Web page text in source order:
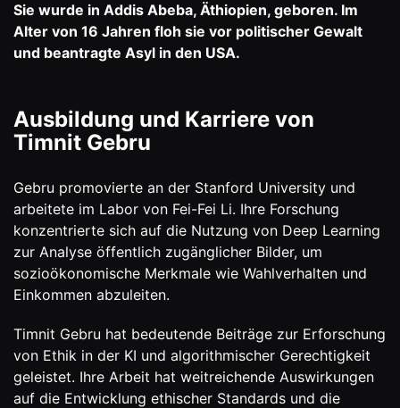
Sie wurde in Addis Abeba, Äthiopien, geboren. Im
Alter von 16 Jahren floh sie vor politischer Gewalt
und beantragte Asyl in den USA.
Ausbildung und Karriere von
Timnit Gebru
Gebru promovierte an der Stanford University und
arbeitete im Labor von Fei-Fei Li. Ihre Forschung
konzentrierte sich auf die Nutzung von Deep Learning
zur Analyse öffentlich zugänglicher Bilder, um
sozioökonomische Merkmale wie Wahlverhalten und
Einkommen abzuleiten.
Timnit Gebru hat bedeutende Beiträge zur Erforschung
von Ethik in der KI und algorithmischer Gerechtigkeit
geleistet. Ihre Arbeit hat weitreichende Auswirkungen
auf die Entwicklung ethischer Standards und die